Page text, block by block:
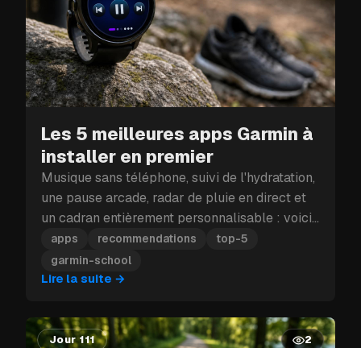
Les 5 meilleures apps Garmin à
installer en premier
Musique sans téléphone, suivi de l'hydratation,
une pause arcade, radar de pluie en direct et
un cadran entièrement personnalisable : voici
les cinq apps Garmin à installer en premier.
apps recommendations
top-5
garmin-school
Lire la suite →
Jour 111 2